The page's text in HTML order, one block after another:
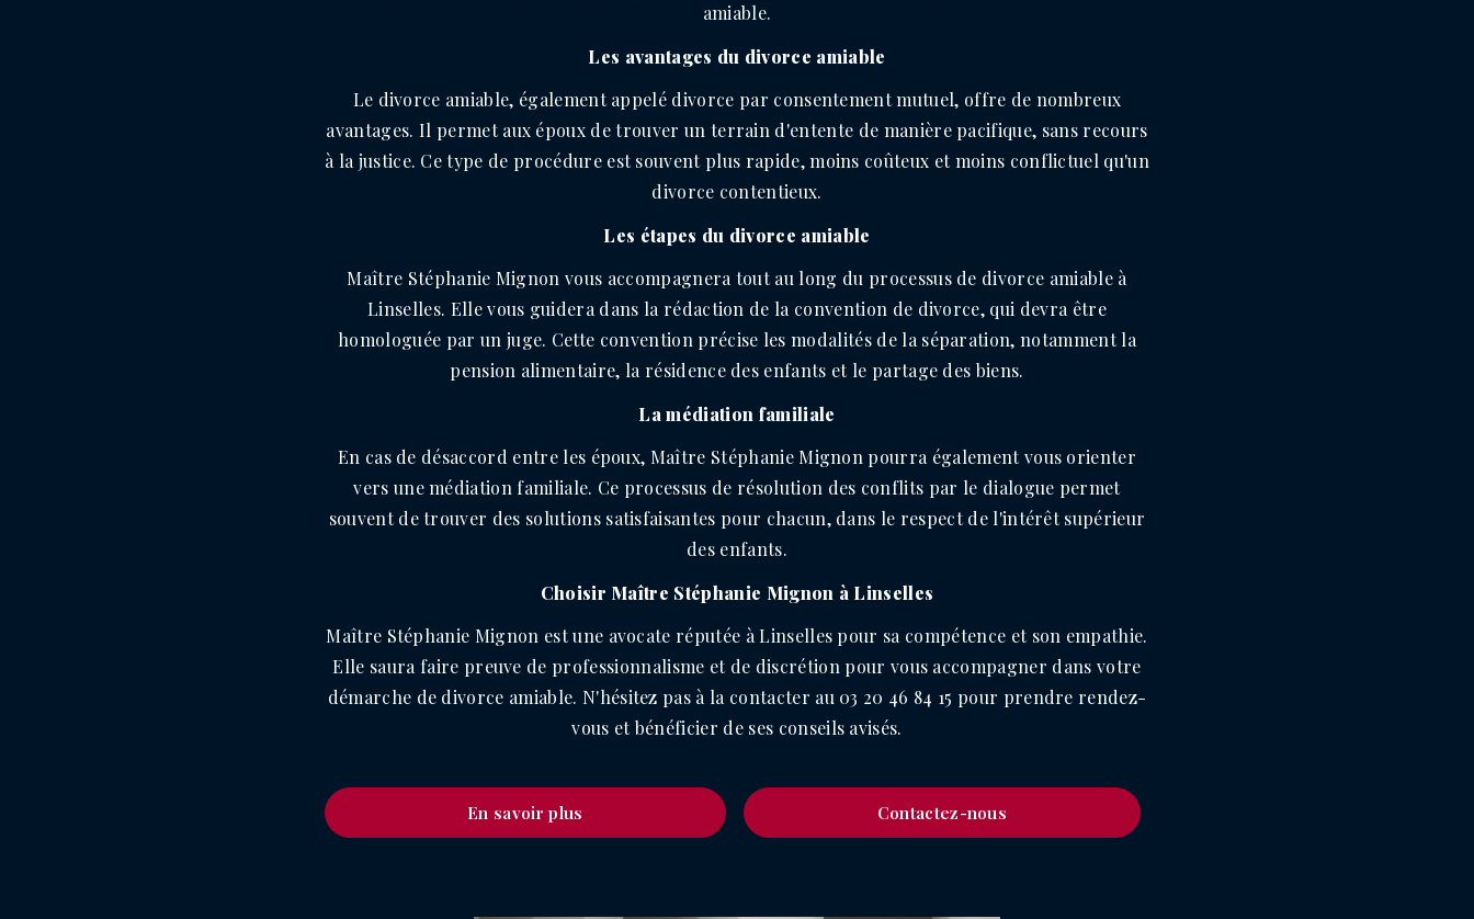
amiable.
Les avantages du divorce amiable
Le divorce amiable, également appelé divorce par consentement mutuel, offre de nombreux
avantages. Il permet aux époux de trouver un terrain d'entente de manière pacifique, sans recours
à la justice. Ce type de procédure est souvent plus rapide, moins coûteux et moins conflictuel qu'un
divorce contentieux.
Les étapes du divorce amiable
Maître Stéphanie Mignon vous accompagnera tout au long du processus de divorce amiable à
Linselles. Elle vous guidera dans la rédaction de la convention de divorce, qui devra être
homologuée par un juge. Cette convention précise les modalités de la séparation, notamment la
pension alimentaire, la résidence des enfants et le partage des biens.
La médiation familiale
En cas de désaccord entre les époux, Maître Stéphanie Mignon pourra également vous orienter
vers une médiation familiale. Ce processus de résolution des conflits par le dialogue permet
souvent de trouver des solutions satisfaisantes pour chacun, dans le respect de l'intérêt supérieur
des enfants.
Choisir Maître Stéphanie Mignon à Linselles
Maître Stéphanie Mignon est une avocate réputée à Linselles pour sa compétence et son empathie.
Elle saura faire preuve de professionnalisme et de discrétion pour vous accompagner dans votre
démarche de divorce amiable. N'hésitez pas à la contacter au 03 20 46 84 15 pour prendre rendez-
vous et bénéficier de ses conseils avisés.
En savoir plus Contactez-nous